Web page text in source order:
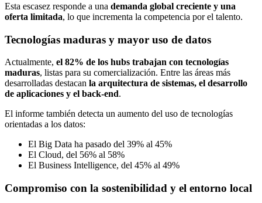
Esta escasez responde a una demanda global creciente y una
oferta limitada, lo que incrementa la competencia por el talento.
Tecnologías maduras y mayor uso de datos
Actualmente, el 82% de los hubs trabajan con tecnologías
maduras, listas para su comercialización. Entre las áreas más
desarrolladas destacan la arquitectura de sistemas, el desarrollo
de aplicaciones y el back-end.
El informe también detecta un aumento del uso de tecnologías
orientadas a los datos:
El Big Data ha pasado del 39% al 45%
El Cloud, del 56% al 58%
El Business Intelligence, del 45% al 49%
Compromiso con la sostenibilidad y el entorno local